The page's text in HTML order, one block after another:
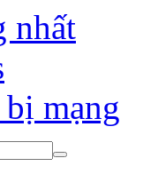
nhất
mạng